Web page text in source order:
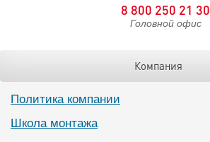
8 800 250 21 30
Головной офис
Компания
Политика компании
Школа монтажа